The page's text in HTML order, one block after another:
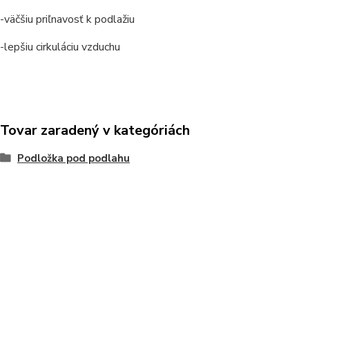
-väčšiu priľnavosť k podlažiu
-lepšiu cirkuláciu vzduchu
Tovar zaradený v kategóriách
Podložka pod podlahu